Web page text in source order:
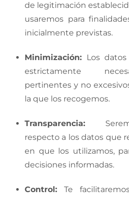
de legitimación
usaremos para
inicialmente previstas.
Minimización: Los
estrictamente
pertinentes y no
la que los recogemos.
Transparencia:
respecto a los datos que
en que los utilizamos,
decisiones informadas.
Control: Te